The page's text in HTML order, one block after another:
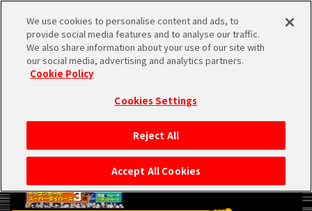
MEN
STARTSEITE
NEUES
We use cookies to personalise content and ads, to
provide social media features and to analyse our traffic.
We also share information about your use of our site with
our social media, advertising and analytics partners.
Cookie Policy
Cookies Settings
Reject All
Accept All Cookies